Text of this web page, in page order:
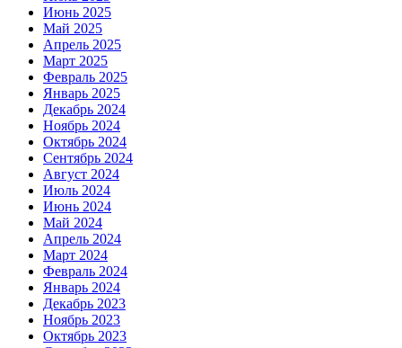
Июнь 2025
Май 2025
Апрель 2025
Март 2025
Февраль 2025
Январь 2025
Декабрь 2024
Ноябрь 2024
Октябрь 2024
Сентябрь 2024
Август 2024
Июль 2024
Июнь 2024
Май 2024
Апрель 2024
Март 2024
Февраль 2024
Январь 2024
Декабрь 2023
Ноябрь 2023
Октябрь 2023